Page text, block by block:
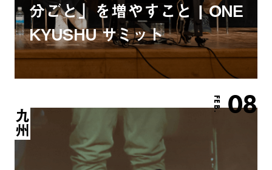
分ごと」を増やすこと | ONE
KYUSHU サミット
FEB. 08
九州